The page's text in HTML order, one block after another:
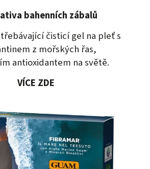
bahenních zábalů
čisticí gel na pleť s
z mořských řas,
antioxidantem na světě.
VÍCE ZDE